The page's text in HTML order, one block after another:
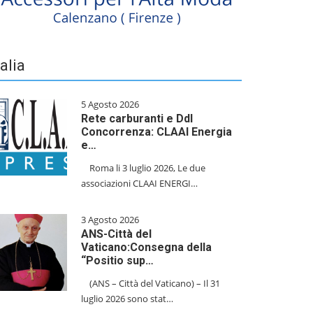
5 Agosto 2026
Rete carburanti e Ddl
Concorrenza: CLAAI Energia
e…
​Roma li 3 luglio 2026, Le due
associazioni CLAAI ENERGI…
3 Agosto 2026
ANS-Città del
Vaticano:Consegna della
“Positio sup…
(ANS – Città del Vaticano) – Il 31
luglio 2026 sono stat…